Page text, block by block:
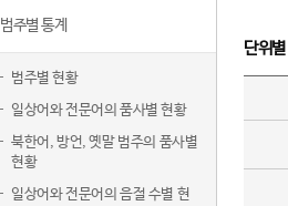
범주별 통계
범주별 현황
일상어와 전문어의 품사별 현황
북한어, 방언, 옛말 범주의 품사별
현황
일상어와 전문어의 음절 수별 현
단위